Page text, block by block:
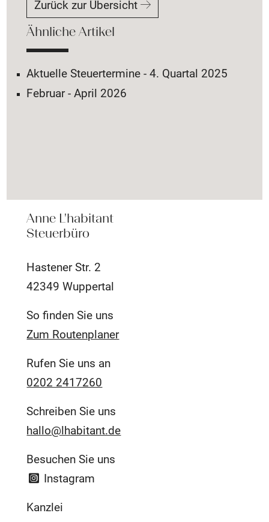
Zurück zur Übersicht
Ähnliche Artikel
Aktuelle Steuertermine - 4. Quartal 2025
Februar - April 2026
Anne L'habitant
Steuerbüro
Hastener Str. 2
42349 Wuppertal
So finden Sie uns
Zum Routenplaner
Rufen Sie uns an
0202 2417260
Schreiben Sie uns
hallo@lhabitant.de
Besuchen Sie uns
Instagram
Kanzlei